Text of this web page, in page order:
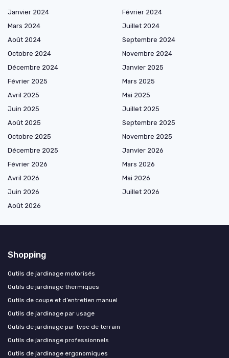
Janvier 2024
Février 2024
Mars 2024
Juillet 2024
Août 2024
Septembre 2024
Octobre 2024
Novembre 2024
Décembre 2024
Janvier 2025
Février 2025
Mars 2025
Avril 2025
Mai 2025
Juin 2025
Juillet 2025
Août 2025
Septembre 2025
Octobre 2025
Novembre 2025
Décembre 2025
Janvier 2026
Février 2026
Mars 2026
Avril 2026
Mai 2026
Juin 2026
Juillet 2026
Août 2026
Shopping
Outils de jardinage motorisés
Outils de jardinage thermiques
Outils de coupe et d’entretien manuel
Outils de jardinage par usage
Outils de jardinage par type de terrain
Outils de jardinage professionnels
Outils de jardinage ergonomiques